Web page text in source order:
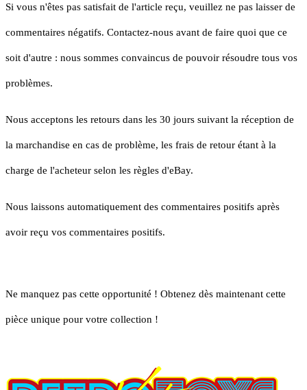
Si vous n'êtes pas satisfait de l'article reçu, veuillez ne pas laisser de
commentaires négatifs. Contactez-nous avant de faire quoi que ce
soit d'autre : nous sommes convaincus de pouvoir résoudre tous vos
problèmes.
Nous acceptons les retours dans les 30 jours suivant la réception de
la marchandise en cas de problème, les frais de retour étant à la
charge de l'acheteur selon les règles d'eBay.
Nous laissons automatiquement des commentaires positifs après
avoir reçu vos commentaires positifs.
Ne manquez pas cette opportunité ! Obtenez dès maintenant cette
pièce unique pour votre collection !